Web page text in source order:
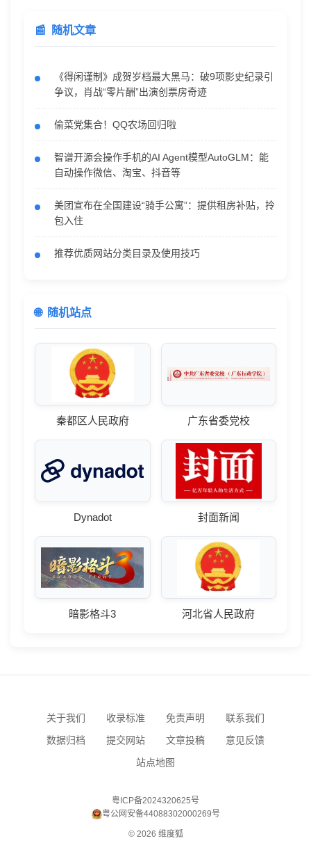
随机文章
《得闲谨制》成贺岁档最大黑马：破9项影史纪录引
争议，肖战“零片酬”出演创票房奇迹
偷菜党集合！QQ农场回归啦
智谱开源会操作手机的AI Agent模型AutoGLM：能
自动操作微信、淘宝、抖音等
美团宣布在全国建设“骑手公寓”：提供租房补贴，拎
包入住
推荐优质网站分类目录及使用技巧
随机站点
秦都区人民政府 广东省委党校
Dynadot 封面新闻
暗影格斗3 河北省人民政府
关于我们 收录标准 免责声明
联系我们
数据归档
提交网站 文章投稿
意见反馈
站点地图
粤ICP备2024320625号
粤公网安备44088302000269号
© 2026 维度狐